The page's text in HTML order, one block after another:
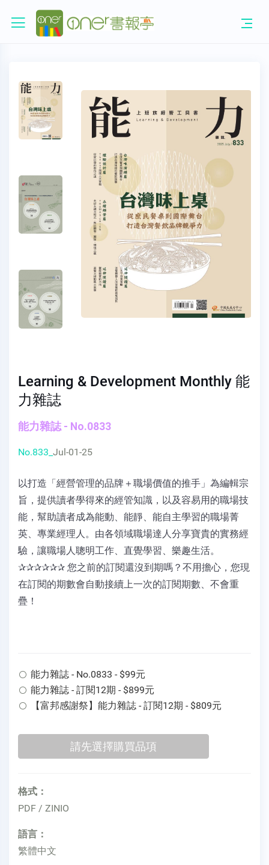
Learning & Development Monthly 能
力雜誌
能力雜誌 - No.0833
No.833_ Jul-01-25
以打造「經營管理的品牌＋職場價值的推手」為編輯宗
旨，提供讀者學得來的經管知識，以及容易用的職場技
能，幫助讀者成為能動、能靜、能自主學習的職場菁
英、專業經理人。由各領域職場達人分享寶貴的實務經
驗，讓職場人聰明工作、直覺學習、樂趣生活。
✰✰✰✰✰✰ 您之前的訂閱還沒到期嗎？不用擔心，您現
在訂閱的期數會自動接續上一次的訂閱期數、不會重
疊！
能力雜誌 - No.0833 - $99元
能力雜誌 - 訂閱12期 - $899元
【富邦感謝祭】能力雜誌 - 訂閱12期 - $809元
格式：
PDF / ZINIO
語言：
繁體中文